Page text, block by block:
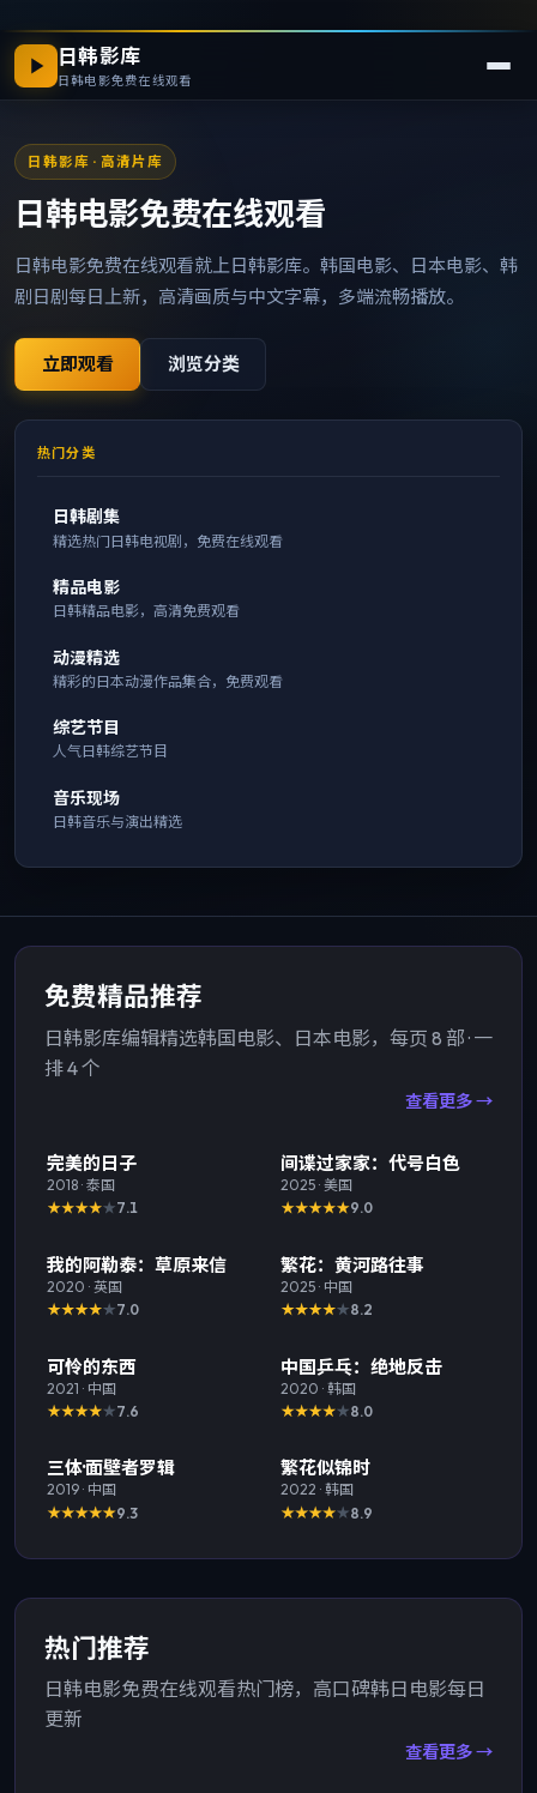
日韩影库
日韩电影免费在线观看
日韩影库 · 高清片库
日韩电影免费在线观看
日韩电影免费在线观看就上日韩影库。韩国电影、日本电影、韩
剧日剧每日上新，高清画质与中文字幕，多端流畅播放。
立即观看 浏览分类
热门分类
日韩剧集
精选热门日韩电视剧，免费在线观看
精品电影
日韩精品电影，高清免费观看
动漫精选
精彩的日本动漫作品集合，免费观看
综艺节目
人气日韩综艺节目
音乐现场
日韩音乐与演出精选
免费精品推荐
日韩影库编辑精选韩国电影、日本电影，每页 8 部 · 一
排 4 个
查看更多 →
精选
完美的日子
2018 ·泰国
7.1
精选 TOP
间谍过家家：代号白色
2025 ·美国
9.0
精选 TOP
我的阿勒泰：草原来信
2020 · 英国
7.0
精选
繁花：黄河路往事
2025 · 中国
8.2
精选
可怜的东西
2021 · 中国
7.6
精选
中国乒乓：绝地反击
2020 ·韩国
8.0
精选
三体·面壁者罗辑
2019 · 中国
9.3
精选
繁花似锦时
2022 ·韩国
8.9
热门推荐
日韩电影免费在线观看热门榜，高口碑韩日电影每日
更新
查看更多 →